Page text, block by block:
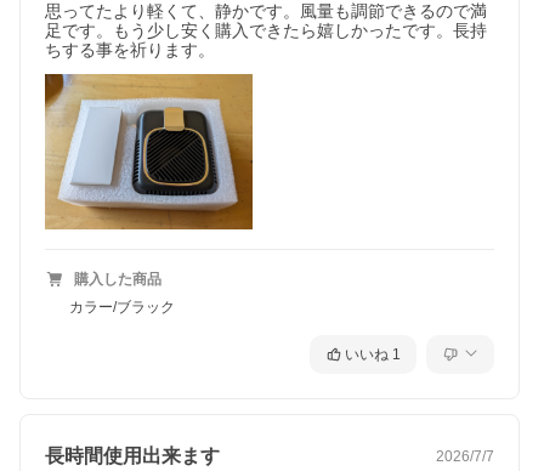
【広範囲な用途】
コンパクトながらも、その機能性は十分に備わっており、オフィ
スでの使用、アウトドア活動、家庭内でのリラックスタイムな
ど、様々なシーンで活躍します。軽量かつ持ち運びやすいこの 扇
風機グッズ は、一年中あなたの快適な日常をサポートします。
思ってたより軽くて、静かです。風量も調節できるので満
足です。もう少し安く購入できたら嬉しかったです。長持
ちする事を祈ります。
購入した商品
カラー/ブラック
いいね 1
長時間使用出来ます 2026/7/7